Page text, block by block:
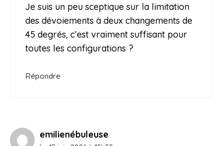
Je suis un peu sceptique sur la limitation
des dévoiements à deux changements de
45 degrés, c’est vraiment suffisant pour
toutes les configurations ?
Répondre
emilienébuleuse